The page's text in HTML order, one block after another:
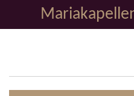
direct